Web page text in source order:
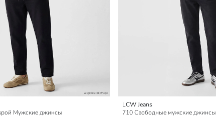
Мужские джинсы
LCW Jeans
710 Свободные мужские джинсы